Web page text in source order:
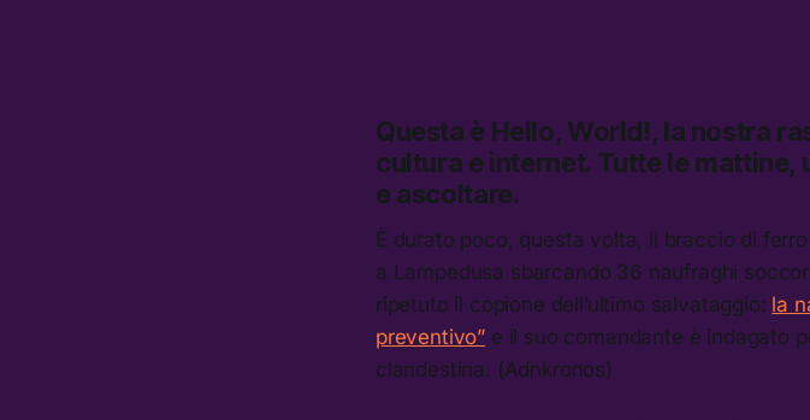
Questa è Hello, World!, la nostra
cultura e internet. Tutte le mattine,
e ascoltare.
È durato poco, questa volta, il braccio di
a Lampedusa sbarcando 36 naufraghi
ripetuto il copione dell’ultimo salvataggio: la
preventivo” e il suo comandante è indagato
clandestina. (Adnkronos)